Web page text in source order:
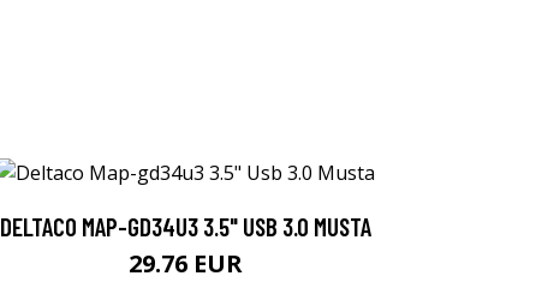
DELTACO MAP-GD34U3 3.5" USB 3.0 MUSTA
29.76 EUR